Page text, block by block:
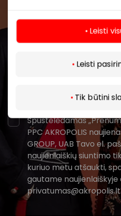
Leisti
Leisti
Tik būtini
prekybos
Spustelėdamas
PPC AKROPOLIS
GROUP, UAB Tavo el.
naujienlaiškių siuntimo
kuriuo metu atšaukti,
gautame
privatumas@akropolis.lt.